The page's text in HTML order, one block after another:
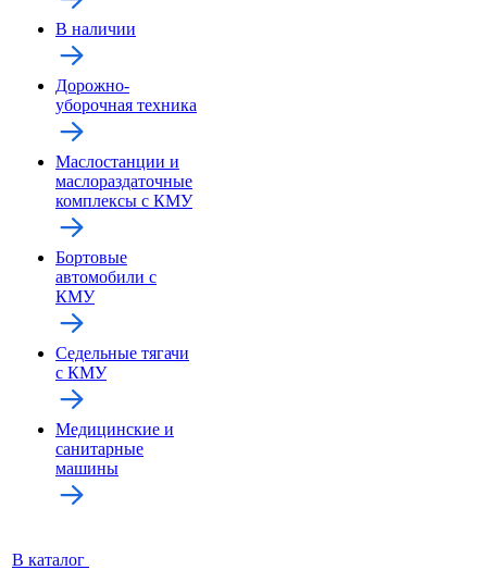
В наличии
Дорожно-
уборочная техника
Маслостанции и
маслораздаточные
комплексы с КМУ
Бортовые
автомобили с
КМУ
Седельные тягачи
с КМУ
Медицинские и
санитарные
машины
В каталог